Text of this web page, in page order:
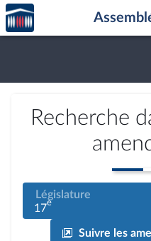
Aller au contenu
Aller en bas de la page
Accèder
à la
page
Recherche
Législature
17e
Suivre les